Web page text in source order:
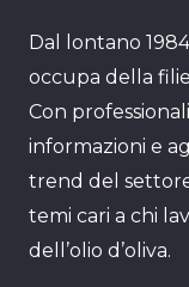
Dal lontano
occupa della
Con
informazioni e
trend del
temi cari a chi
dell’olio d’oliva.